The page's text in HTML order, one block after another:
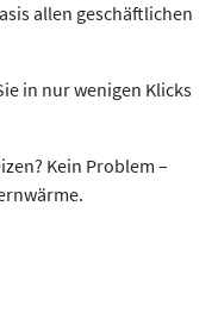
allen geschäftlichen
in nur wenigen Klicks
Kein Problem –